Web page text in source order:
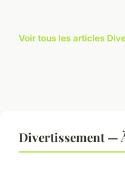
Voir tous les articles
Divertissement —